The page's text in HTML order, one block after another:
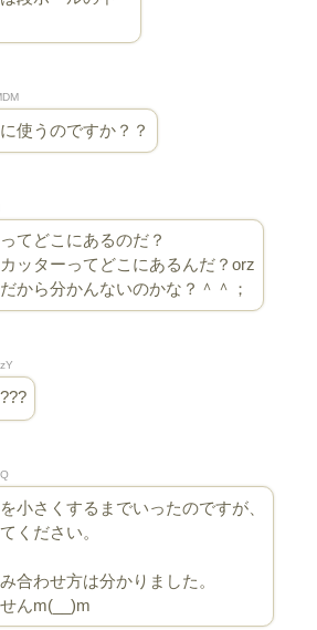
使うのですか？？
てどこにあるのだ？
ッターってどこにあるんだ？orz
から分かんないのかな？＾＾；
小さくするまでいったのですが、
ください。
合わせ方は分かりました。
んm(__)m